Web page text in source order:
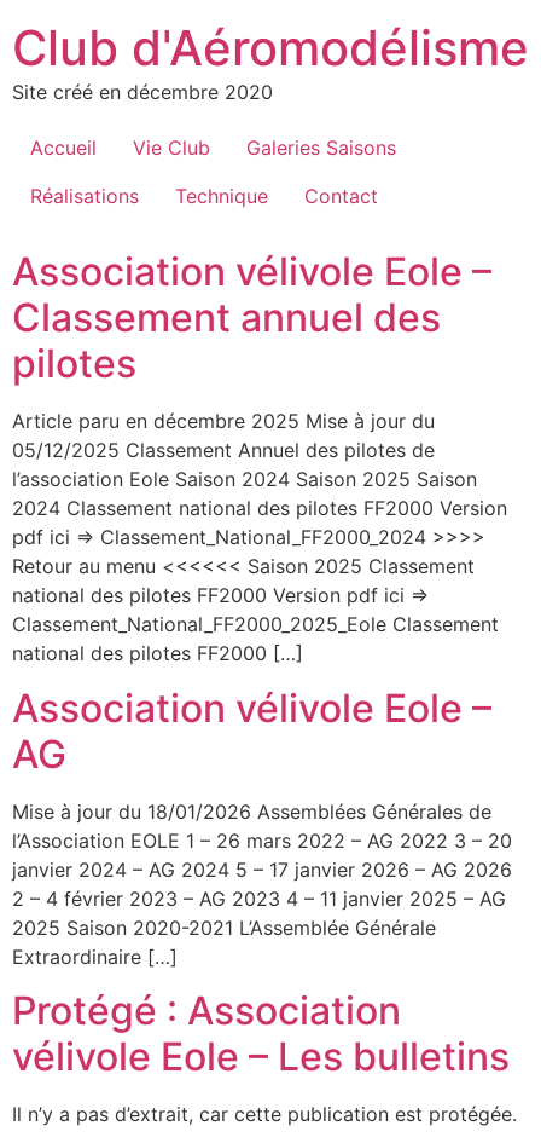
au
contenu
Club d'Aéromodélisme
Site créé en décembre 2020
Accueil Vie Club
Galeries Saisons
Réalisations
Technique Contact
Association vélivole Eole –
Classement annuel des
pilotes
Article paru en décembre 2025 Mise à jour du
05/12/2025 Classement Annuel des pilotes de
l’association Eole Saison 2024 Saison 2025 Saison
2024 Classement national des pilotes FF2000 Version
pdf ici => Classement_National_FF2000_2024 >>>>
Retour au menu <<<<<< Saison 2025 Classement
national des pilotes FF2000 Version pdf ici =>
Classement_National_FF2000_2025_Eole Classement
national des pilotes FF2000 […]
Association vélivole Eole –
AG
Mise à jour du 18/01/2026 Assemblées Générales de
l’Association EOLE 1 – 26 mars 2022 – AG 2022 3 – 20
janvier 2024 – AG 2024 5 – 17 janvier 2026 – AG 2026
2 – 4 février 2023 – AG 2023 4 – 11 janvier 2025 – AG
2025 Saison 2020-2021 L’Assemblée Générale
Extraordinaire […]
Protégé : Association
vélivole Eole – Les bulletins
Il n’y a pas d’extrait, car cette publication est protégée.